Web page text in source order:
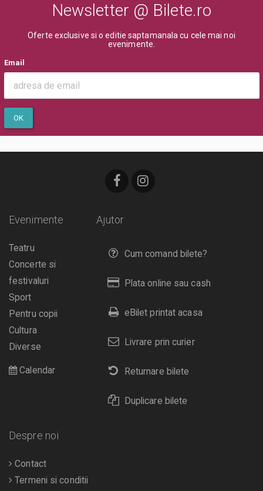
Newsletter @ Bilete.ro
Oferte exclusive si o editie saptamanala cu cele mai noi
evenimente.
Email
OK
Ajutor
Cum comand bilete?
Plata online sau cash
eBilet printat acasa
Livrare prin curier
Returnare bilete
Duplicare bilete
Evenimente
Teatru
Concerte si
festivaluri
Sport
Pentru copii
Cultura
Diverse
Calendar
Despre noi
Contact
Termeni si conditii